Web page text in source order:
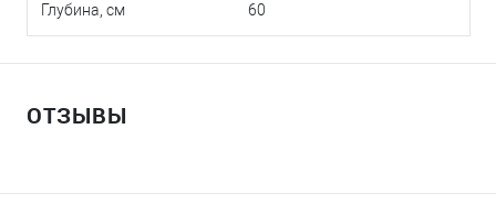
Глубина, см 60
ОТЗЫВЫ